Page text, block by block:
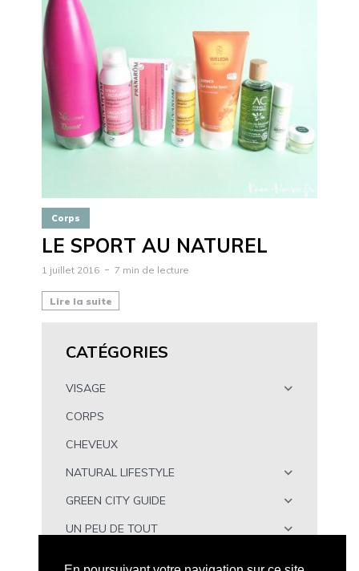
Corps
LE SPORT AU NATUREL
1 juillet 2016 7 min de lecture
Lire la suite
CATÉGORIES
VISAGE
CORPS
CHEVEUX
NATURAL LIFESTYLE
GREEN CITY GUIDE
UN PEU DE TOUT